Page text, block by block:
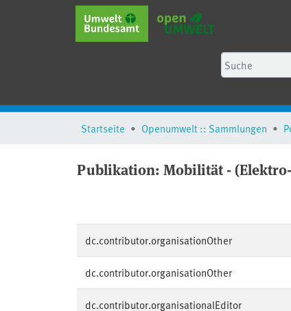
Startseite Openumwelt :: Sammlungen
Publikation: Mobilität -
dc.contributor.organisationOther
dc.contributor.organisationOther
dc.contributor.organisationalEditor